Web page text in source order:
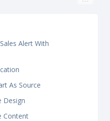
Alert With
As Source
Design
Content